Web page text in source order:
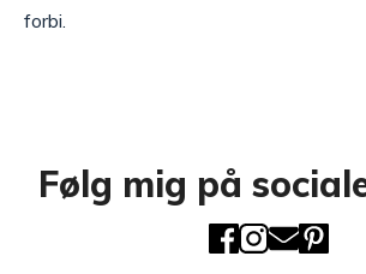
forbi.
Følg mig på